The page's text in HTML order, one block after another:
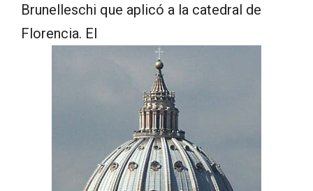
Brunelleschi que aplicó a la catedral de
Florencia. El